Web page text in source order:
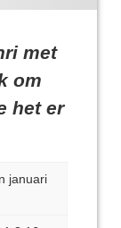
met
om
het er
januari